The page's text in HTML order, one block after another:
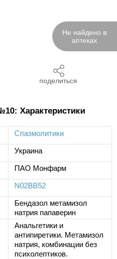
Не найдено в
аптеках
поделиться
Характеристики
Спазмолитики
Украина
ПАО Монфарм
N02BB52
Бендазол метамизол
натрия папаверин
Анальгетики и
антипиретики. Метамизол
натрия, комбинации без
психолептиков.